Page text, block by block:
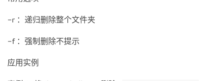
-r ：递归删除整个文件夹
-f ：强制删除不提示
应用实例